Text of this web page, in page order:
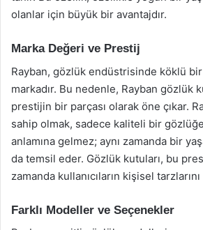
olanlar için büyük bir avantajdır.
Marka Değeri ve Prestij
Rayban, gözlük endüstrisinde köklü
markadır. Bu nedenle, Rayban gözlük
prestijin bir parçası olarak öne çıkar.
sahip olmak, sadece kaliteli bir
anlamına gelmez; aynı zamanda bir
da temsil eder. Gözlük kutuları, bu
zamanda kullanıcıların kişisel tarzlarını
Farklı Modeller ve Seçenekler